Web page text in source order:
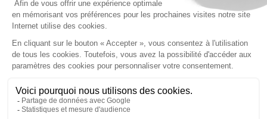
À propos
Paiement sécurisé
Livraison | Retour client
Nos tutos
Connexion / Inscription